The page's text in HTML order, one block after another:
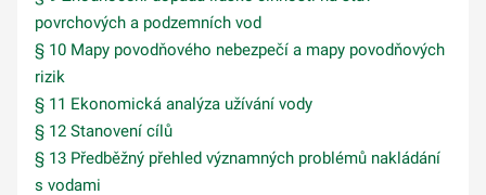
povrchových a podzemních vod
§ 10 Mapy povodňového nebezpečí a mapy povodňových
rizik
§ 11 Ekonomická analýza užívání vody
§ 12 Stanovení cílů
§ 13 Předběžný přehled významných problémů nakládání
s vodami